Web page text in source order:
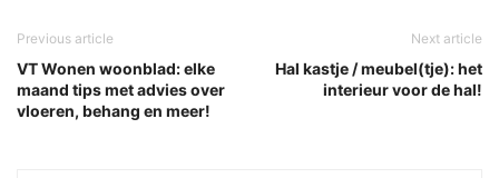
Previous article
VT Wonen woonblad: elke
maand tips met advies over
vloeren, behang en meer!
Next article
Hal kastje / meubel(tje): het
interieur voor de hal!